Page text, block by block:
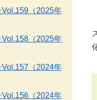
（2025年
（2025年
（2024年
（2024年